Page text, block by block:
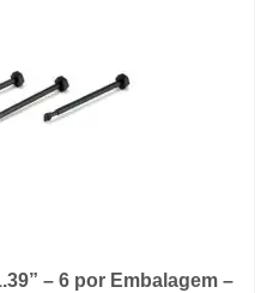
– 6 por Embalagem –